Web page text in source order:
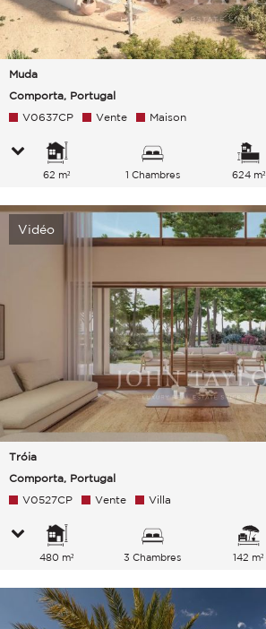
Muda
Comporta, Portugal
V0637CP Vente Maison
62 m² 1 Chambres 624 m²
Vidéo
Tróia
Comporta, Portugal
V0527CP Vente Villa
480 m² 3 Chambres 142 m²